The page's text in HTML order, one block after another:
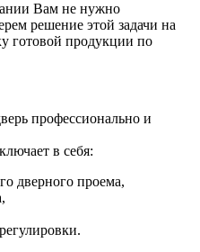
Вам не нужно
решение этой задачи на
готовой продукции по
профессионально и
в себя:
дверного проема,